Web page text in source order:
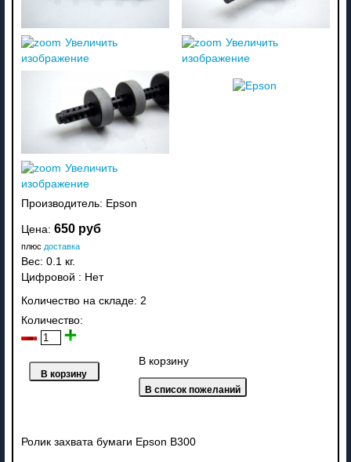
Увеличить
изображение
Увеличить
изображение
Увеличить
изображение
Производитель: Epson
Цена: 650 руб
плюс доставка
Вес: 0.1 кг.
Цифровой : Нет
Количество на складе: 2
Количество:
В корзину
Роликзахвата бумаги Epson B300